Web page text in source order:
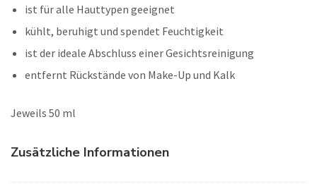
ist für alle Hauttypen geeignet
kühlt, beruhigt und spendet Feuchtigkeit
ist der ideale Abschluss einer Gesichtsreinigung
entfernt Rückstände von Make-Up und Kalk
Jeweils 50 ml
Zusätzliche Informationen